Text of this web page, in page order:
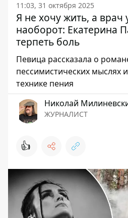
11:03, 31 октября 2025
Я не хочу жить, а врач
наоборот: Екатерина
терпеть боль
Певица рассказала о
пессимистических мыслях
технике пения
Николай
ЖУРНАЛИСТ
👍